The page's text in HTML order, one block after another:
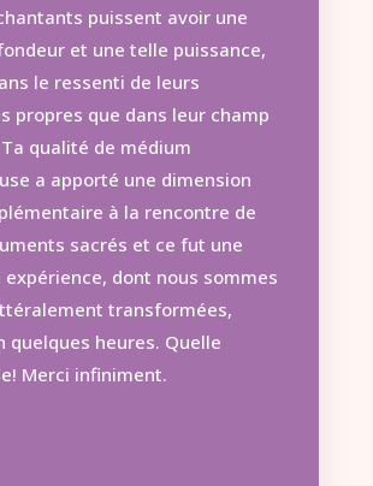
puissent avoir une
et une telle puissance,
le ressenti de leurs
propres que dans leur champ
Ta qualité de médium
a apporté une dimension
à la rencontre de
sacrés et ce fut une
dont nous sommes
transformées,
quelques heures. Quelle
Merci infiniment.